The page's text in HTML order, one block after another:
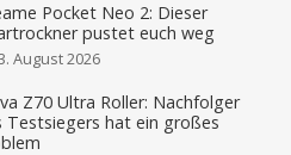
Pocket Neo 2: Dieser
pustet euch weg
August 2026
Z70 Ultra Roller: Nachfolger
Testsiegers hat ein großes